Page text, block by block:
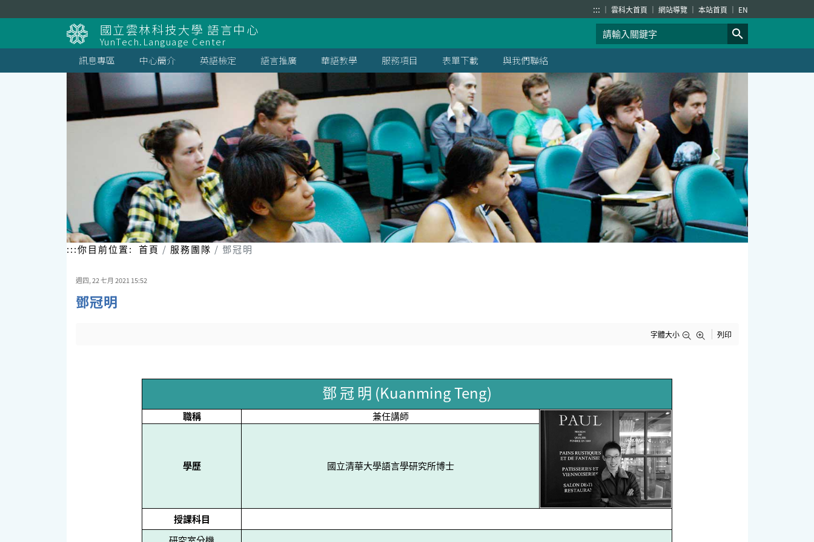
到
::: 雲科大首頁 網站導覽 本站首頁 EN
國立雲林科技大學 語言中心
YunTech.Language Center
訊息專區
中心簡介 英語檢定 語言推廣 華語教學 服務項目 表單下載 與我們聯絡
:::你目前位置: 首頁 服務團隊 鄧冠明
週四, 22 七月 2021 15:52
鄧冠明
字體大小 列印
鄧 冠 明 (Kuanming Teng)
職稱 兼任講師
學歷 國立清華大學語言學研究所博士
授課科目